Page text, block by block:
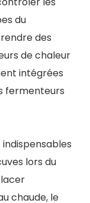
du
des
de chaleur
intégrées
fermenteurs
lors du
chaude, le